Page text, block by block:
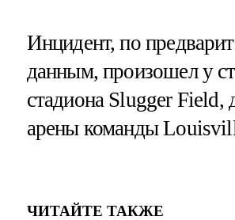
Инцидент, по
данным, произошел у
стадиона Slugger Field,
арены команды
ЧИТАЙТЕ ТАКЖЕ